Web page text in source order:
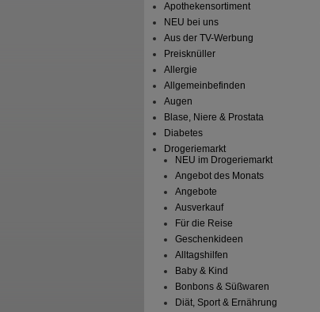
Apothekensortiment
NEU bei uns
Aus der TV-Werbung
Preisknüller
Allergie
Allgemeinbefinden
Augen
Blase, Niere & Prostata
Diabetes
Drogeriemarkt
NEU im Drogeriemarkt
Angebot des Monats
Angebote
Ausverkauf
Für die Reise
Geschenkideen
Alltagshilfen
Baby & Kind
Bonbons & Süßwaren
Diät, Sport & Ernährung